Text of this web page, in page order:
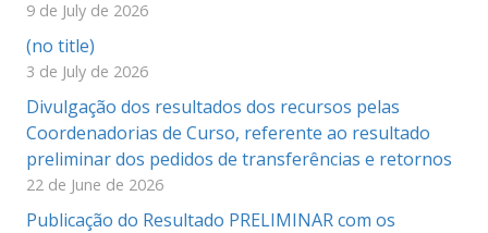
9 de July de 2026
(no title)
3 de July de 2026
Divulgação dos resultados dos recursos pelas
Coordenadorias de Curso, referente ao resultado
preliminar dos pedidos de transferências e retornos
22 de June de 2026
Publicação do Resultado PRELIMINAR com os